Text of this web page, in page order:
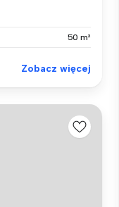
50 m²
Zobacz więcej